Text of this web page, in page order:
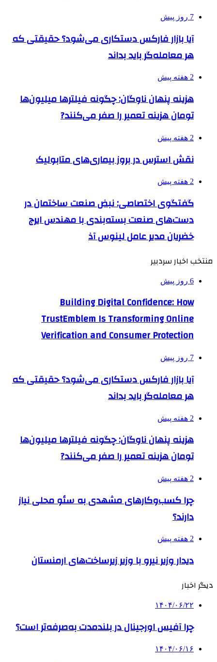
7 روز پیش
آیا بازار فارکس دستکاری می‌شود؟ حقیقتی که
هر معامله‌گر باید بداند
2 هفته پیش
هزینه پنهان ناوگان: چگونه فیلترها میلیون‌ها
تومان هزینه تعمیر را صفر می‌کنند?
2 هفته پیش
نقش استرس در بروز بیماری‌های متابولیک
2 هفته پیش
گفتگوی اختصاصی: نبض صنعت ساختمان در
دست‌های صنعت بسته‌بندی با مهندس ایرج
خضریان مدیر عامل لینوس آذ
منتخب اخبار سردبیر
6 روز پیش
Building Digital Confidence: How
TrustEmblem Is Transforming Online
Verification and Consumer Protection
7 روز پیش
آیا بازار فارکس دستکاری می‌شود؟ حقیقتی که
هر معامله‌گر باید بداند
2 هفته پیش
هزینه پنهان ناوگان: چگونه فیلترها میلیون‌ها
تومان هزینه تعمیر را صفر می‌کنند?
2 هفته پیش
چرا کسب‌وکارهای مشهدی به سئو محلی نیاز
دارند؟
2 هفته پیش
دیدار وزیر نیرو با وزیر زیرساخت‌های ارمنستان
دیگر اخبار
۱۴۰۴/۰۶/۲۲
چرا آفیس اورجینال در بلندمدت به‌صرفه‌تر است؟
۱۴۰۴/۰۶/۱۶